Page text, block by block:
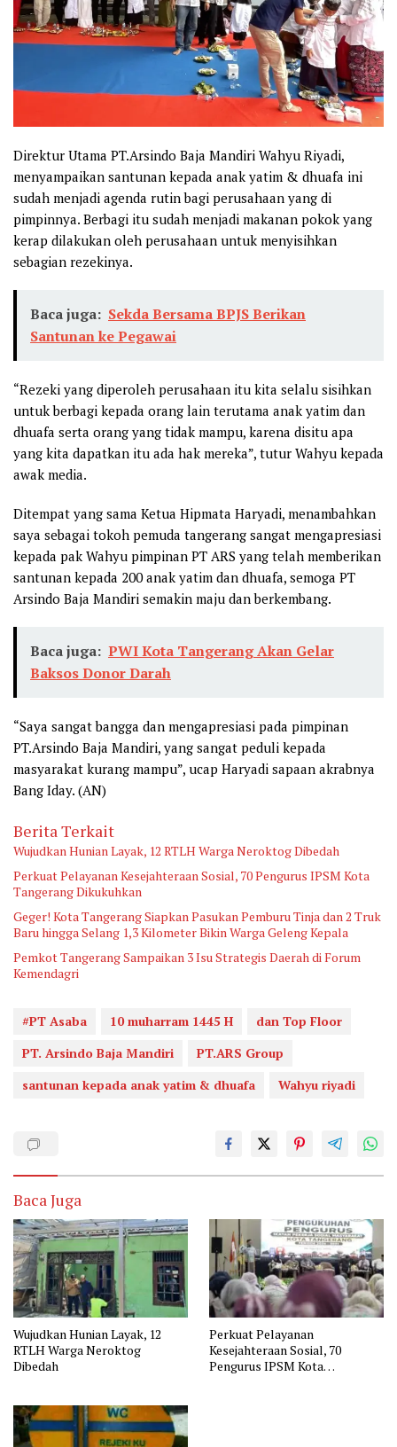
Direktur Utama PT.Arsindo Baja Mandiri Wahyu Riyadi,
menyampaikan santunan kepada anak yatim & dhuafa ini
sudah menjadi agenda rutin bagi perusahaan yang di
pimpinnya. Berbagi itu sudah menjadi makanan pokok yang
kerap dilakukan oleh perusahaan untuk menyisihkan
sebagian rezekinya.
Baca juga: Sekda Bersama BPJS Berikan
Santunan ke Pegawai
“Rezeki yang diperoleh perusahaan itu kita selalu sisihkan
untuk berbagi kepada orang lain terutama anak yatim dan
dhuafa serta orang yang tidak mampu, karena disitu apa
yang kita dapatkan itu ada hak mereka”, tutur Wahyu kepada
awak media.
Ditempat yang sama Ketua Hipmata Haryadi, menambahkan
saya sebagai tokoh pemuda tangerang sangat mengapresiasi
kepada pak Wahyu pimpinan PT ARS yang telah memberikan
santunan kepada 200 anak yatim dan dhuafa, semoga PT
Arsindo Baja Mandiri semakin maju dan berkembang.
Baca juga: PWI Kota Tangerang Akan Gelar
Baksos Donor Darah
“Saya sangat bangga dan mengapresiasi pada pimpinan
PT.Arsindo Baja Mandiri, yang sangat peduli kepada
masyarakat kurang mampu”, ucap Haryadi sapaan akrabnya
Bang Iday. (AN)
Berita Terkait
Wujudkan Hunian Layak, 12 RTLH Warga Neroktog Dibedah
Perkuat Pelayanan Kesejahteraan Sosial, 70 Pengurus IPSM Kota
Tangerang Dikukuhkan
Geger! Kota Tangerang Siapkan Pasukan Pemburu Tinja dan 2 Truk
Baru hingga Selang 1,3 Kilometer Bikin Warga Geleng Kepala
Pemkot Tangerang Sampaikan 3 Isu Strategis Daerah di Forum
Kemendagri
#PT Asaba 10 muharram 1445 H
dan Top Floor
PT. Arsindo Baja Mandiri
PT.ARS Group
santunan kepada anak yatim & dhuafa
Wahyu riyadi
Baca Juga
Wujudkan Hunian Layak, 12
RTLH Warga Neroktog
Dibedah
Perkuat Pelayanan
Kesejahteraan Sosial, 70
Pengurus IPSM Kota